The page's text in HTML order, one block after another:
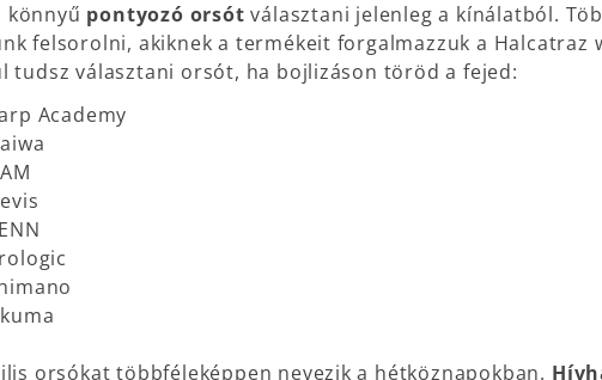
könnyű pontyozó orsót választani jelenleg a kínálatból.
felsorolni, akiknek a termékeit forgalmazzuk a Halcatraz
tudsz választani orsót, ha bojlizáson töröd a fejed:
Academy
orsókat többféleképpen nevezik a hétköznapokban.